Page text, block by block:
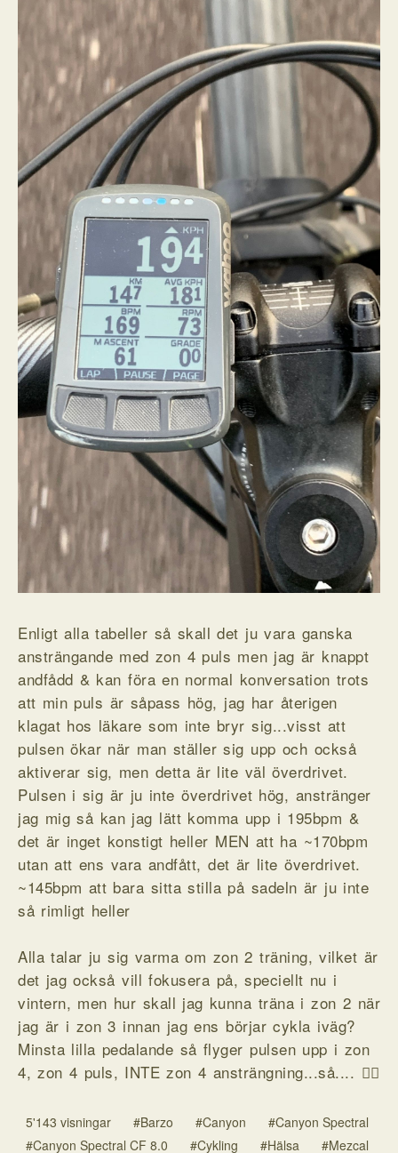
Enligt alla tabeller så skall det ju vara ganska
ansträngande med zon 4 puls men jag är knappt
andfådd & kan föra en normal konversation trots
att min puls är såpass hög, jag har återigen
klagat hos läkare som inte bryr sig...visst att
pulsen ökar när man ställer sig upp och också
aktiverar sig, men detta är lite väl överdrivet.
Pulsen i sig är ju inte överdrivet hög, anstränger
jag mig så kan jag lätt komma upp i 195bpm &
det är inget konstigt heller MEN att ha ~170bpm
utan att ens vara andfått, det är lite överdrivet.
~145bpm att bara sitta stilla på sadeln är ju inte
så rimligt heller
Alla talar ju sig varma om zon 2 träning, vilket är
det jag också vill fokusera på, speciellt nu i
vintern, men hur skall jag kunna träna i zon 2 när
jag är i zon 3 innan jag ens börjar cykla iväg?
Minsta lilla pedalande så flyger pulsen upp i zon
4, zon 4 puls, INTE zon 4 ansträngning...så.... 🤷‍♂️
5'143 visningar #Barzo #Canyon
#Canyon Spectral
#Canyon Spectral CF 8.0
#Cykling #Hälsa #Mezcal